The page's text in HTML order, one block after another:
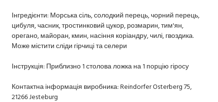
Інгредієнти: Морська сіль, солодкий перець, чорний перець,
цибуля, часник, тростинковий цукор, розмарин, тим'ян,
орегано, майоран, кмин, насіння коріандру, чилі, гвоздика.
Може містити сліди гірчиці та селери
Інструкція: Приблизно 1 столова ложка на 1 порцію гіросу
Контактна інформація виробника: Reindorfer Osterberg 75,
21266 Jesteburg